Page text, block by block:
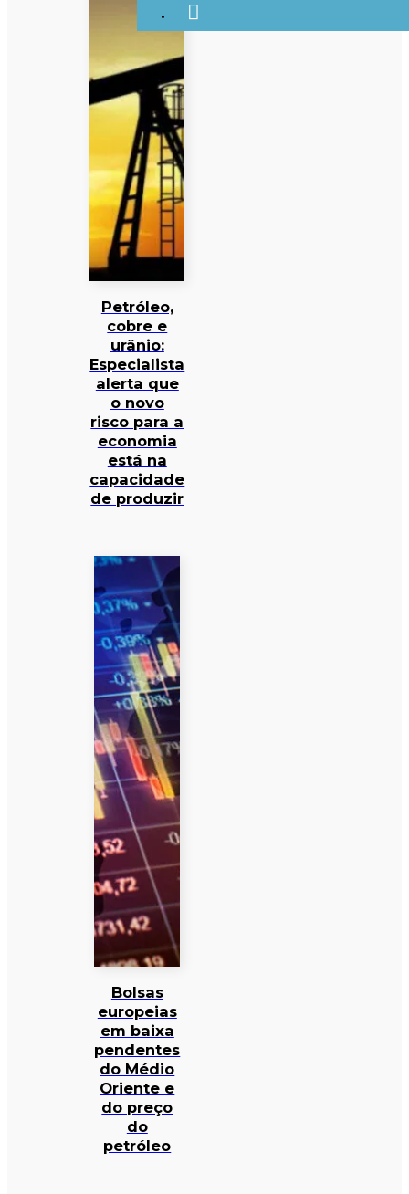
Petróleo,
cobre e
urânio:
Especialista
alerta que
o novo
risco para a
economia
está na
capacidade
de produzir
Bolsas
europeias
em baixa
pendentes
do Médio
Oriente e
do preço
do
petróleo